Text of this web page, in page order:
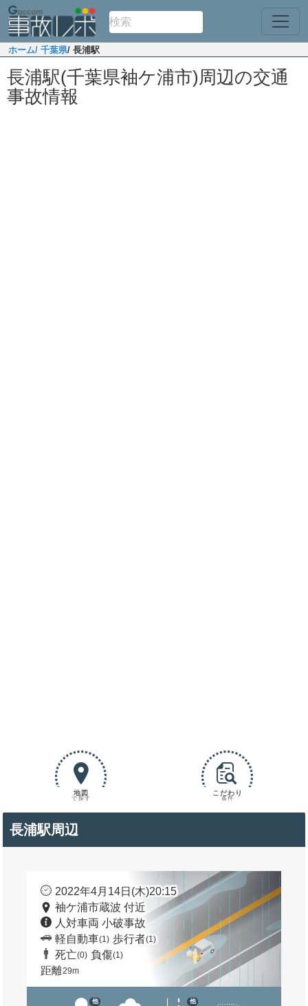
ホーム/ 千葉県/ 長浦駅
長浦駅(千葉県袖ケ浦市)周辺の交通
事故情報
地図
で探す
こだわり
条件
長浦駅周辺
2022年4月14日(木)20:15
袖ケ浦市蔵波 付近
人対車両 小破事故
軽自動車(1) 歩行者(1)
死亡(0) 負傷(1)
距離29m
他 他